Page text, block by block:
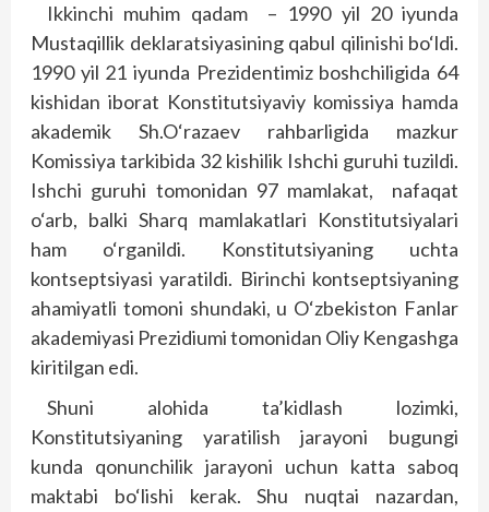
Ikkinchi muhim qadam – 1990 yil 20 iyunda
Mustaqillik deklaratsiyasining qabul qilinishi bo‘ldi.
1990 yil 21 iyunda Prezidentimiz boshchiligida 64
kishidan iborat Konstitutsiyaviy komissiya hamda
akademik Sh.O‘razaev rahbarligida mazkur
Komissiya tarkibida 32 kishilik Ishchi guruhi tuzildi.
Ishchi guruhi tomonidan 97 mamlakat, nafaqat
o‘arb, balki Sharq mamlakatlari Konstitutsiyalari
ham o‘rganildi. Konstitutsiyaning uchta
kontseptsiyasi yaratildi. Birinchi kontseptsiyaning
ahamiyatli tomoni shundaki, u O‘zbekiston Fanlar
akademiyasi Prezidiumi tomonidan Oliy Kengashga
kiritilgan edi.
Shuni alohida ta’kidlash lozimki,
Konstitutsiyaning yaratilish jarayoni bugungi
kunda qonunchilik jarayoni uchun katta saboq
maktabi bo‘lishi kerak. Shu nuqtai nazardan,